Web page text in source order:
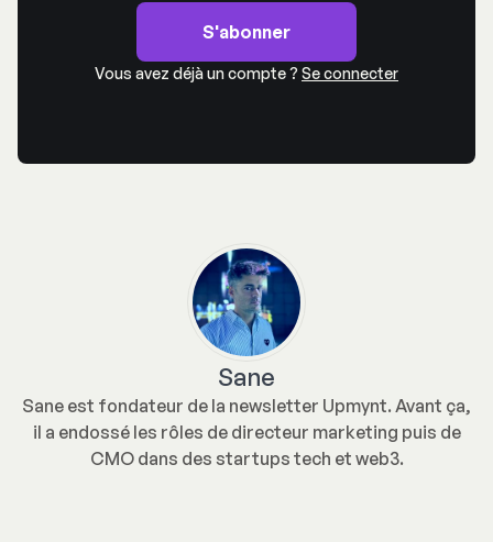
S'abonner
Vous avez déjà un compte ? Se connecter
Sane
Sane est fondateur de la newsletter Upmynt. Avant ça,
il a endossé les rôles de directeur marketing puis de
CMO dans des startups tech et web3.